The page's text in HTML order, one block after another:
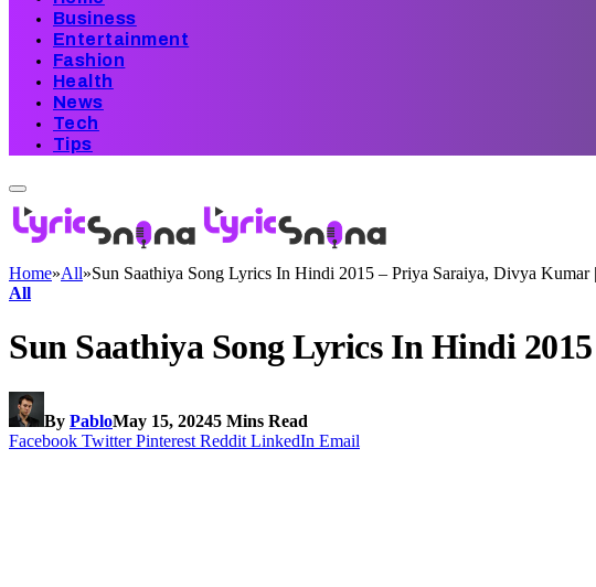
Business
Entertainment
Fashion
Health
News
Tech
Tips
Home»All»Sun Saathiya Song Lyrics In Hindi 2015 – Priya Saraiya, Divya Kumar
All
Sun Saathiya Song Lyrics In Hindi
By PabloMay 15, 20245 Mins Read
Facebook Twitter Pinterest Reddit LinkedIn Email